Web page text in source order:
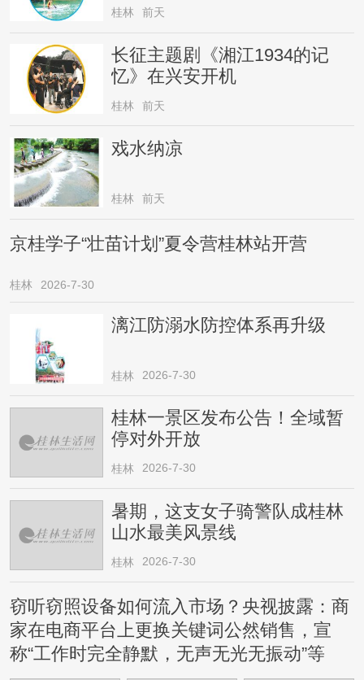
桂林 前天
长征主题剧《湘江1934的记
忆》在兴安开机
桂林 前天
戏水纳凉
桂林 前天
京桂学子“壮苗计划”夏令营桂林站开营
桂林 2026-7-30
漓江防溺水防控体系再升级
桂林 2026-7-30
桂林一景区发布公告！全域暂
停对外开放
桂林 2026-7-30
暑期，这支女子骑警队成桂林
山水最美风景线
桂林 2026-7-30
窃听窃照设备如何流入市场？央视披露：商
家在电商平台上更换关键词公然销售，宣
称“工作时完全静默，无声无光无振动”等